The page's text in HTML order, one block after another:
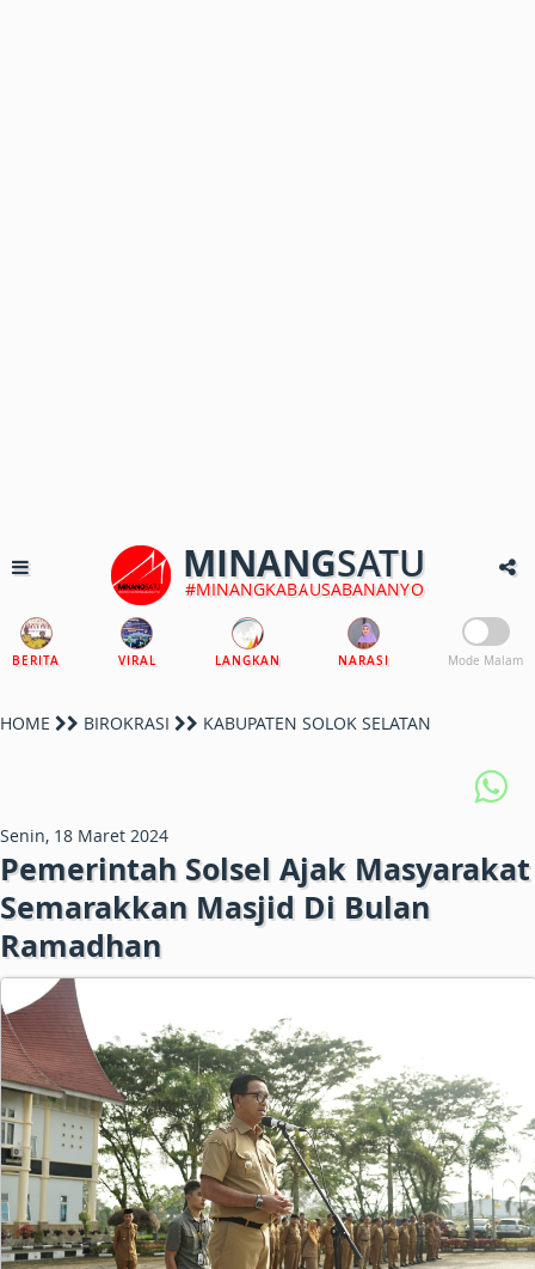
MINANGSATU
#MINANGKABAUSABANANYO
BERITA VIRAL LANGKAN NARASI Mode Malam
HOME BIROKRASI KABUPATEN SOLOK SELATAN
Senin, 18 Maret 2024
Pemerintah Solsel Ajak Masyarakat
Semarakkan Masjid Di Bulan
Ramadhan